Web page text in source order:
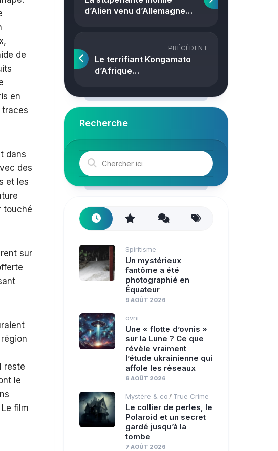
de
en
traces
dans
des
et les
touché
sur
reste
le
film
d’Alien venu d’Allemagne…
PRÉCÉDENT
Le terrifiant Kongamato
d’Afrique…
Recherche
Spiritisme
Un mystérieux
fantôme a été
photographié en
Équateur
9 AOÛT 2026
ovni
Une « flotte d’ovnis »
sur la Lune ? Ce que
révèle vraiment
l’étude ukrainienne qui
affole les réseaux
8 AOÛT 2026
Mystère & co / True Crime
Le collier de perles, le
Polaroid et un secret
gardé jusqu’à la
tombe
7 AOÛT 2026